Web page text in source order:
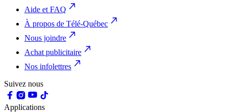
Aide et FAQ
À propos de Télé-Québec
Nous joindre
Achat publicitaire
Nos infolettres
Suivez nous
Applications